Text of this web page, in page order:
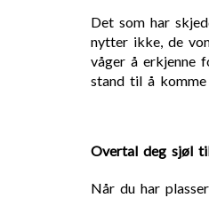
Det som har
nytter ikke, de
våger å erkjenne
stand til å
Overtal deg sjøl
Når du har